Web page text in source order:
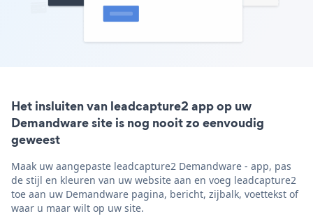
Het insluiten van leadcapture2 app op uw
Demandware site is nog nooit zo eenvoudig
geweest
Maak uw aangepaste leadcapture2 Demandware - app, pas
de stijl en kleuren van uw website aan en voeg leadcapture2
toe aan uw Demandware pagina, bericht, zijbalk, voettekst of
waar u maar wilt op uw site.